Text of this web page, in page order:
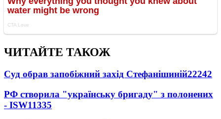
ЧИТАЙТЕ ТАКОЖ
Суд обрав запобіжний захід Стефанішиній22242
РФ створила "українську бригаду" з полонених
- ISW11335